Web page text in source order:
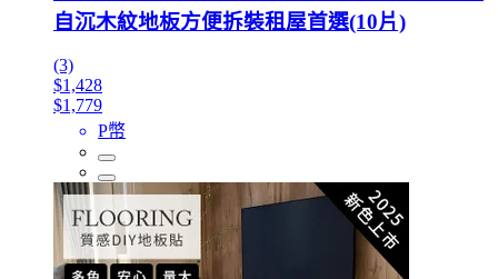
自沉木紋地板方便拆裝租屋首選(10片)
(3)
$1,428
$1,779
P幣